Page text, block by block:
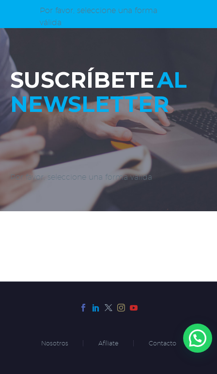
Por favor, seleccione una forma
válida
SUSCRÍBETEAL
NEWSLETTER
Por favor, seleccione una forma válida
Nosotros Afíliate Contacto